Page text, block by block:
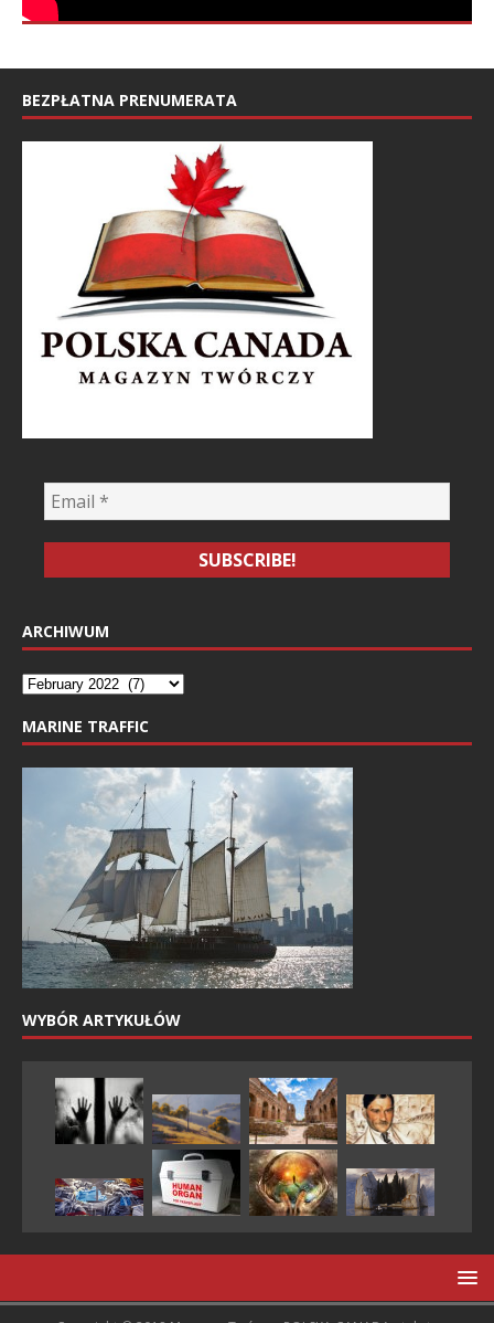
BEZPŁATNA PRENUMERATA
ARCHIWUM
MARINE TRAFFIC
WYBÓR ARTYKUŁÓW